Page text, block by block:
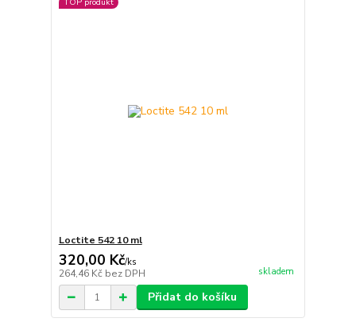
Loctite 542 10 ml
320,00 Kč/ks
264,46 Kč bez DPH skladem
Přidat do košíku